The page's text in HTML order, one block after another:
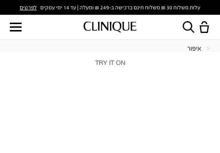
עלות משלוח 30 ₪ משלוח חינם ברכישה ב-249 ₪ ומעלה | עד 14 ימי עסקים לפרטים
איפור
TRY IT ON